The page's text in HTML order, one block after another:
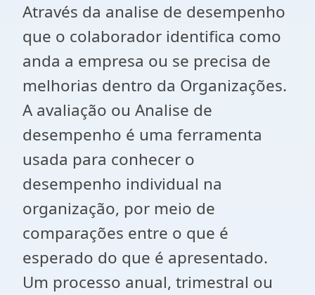
Através da analise de desempenho
que o colaborador identifica como
anda a empresa ou se precisa de
melhorias dentro da Organizações.
A avaliação ou Analise de
desempenho é uma ferramenta
usada para conhecer o
desempenho individual na
organização, por meio de
comparações entre o que é
esperado do que é apresentado.
Um processo anual, trimestral ou